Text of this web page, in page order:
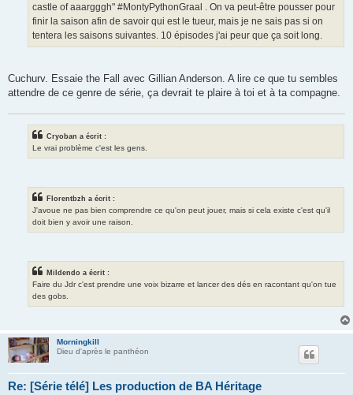
castle of aaargggh" #MontyPythonGraal . On va peut-être pousser pour
finir la saison afin de savoir qui est le tueur, mais je ne sais pas si on
tentera les saisons suivantes. 10 épisodes j'ai peur que ça soit long.
Cuchurv. Essaie the Fall avec Gillian Anderson. A lire ce que tu sembles
attendre de ce genre de série, ça devrait te plaire à toi et à ta compagne.
Cryoban a écrit :
Le vrai problème c'est les gens.
Florentbzh a écrit :
J'avoue ne pas bien comprendre ce qu'on peut jouer, mais si cela existe c'est qu'il
doit bien y avoir une raison.
Mildendo a écrit :
Faire du Jdr c'est prendre une voix bizarre et lancer des dés en racontant qu'on tue
des gobs.
Morningkill
Dieu d'après le panthéon
Re: [Série télé] Les production de BA Héritage